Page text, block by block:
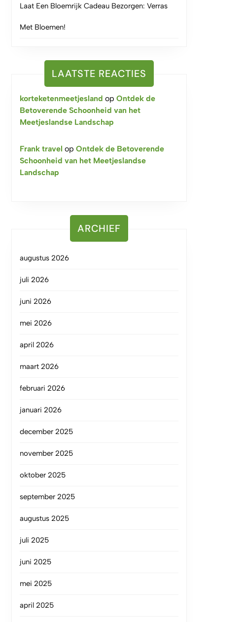
Laat Een Bloemrijk Cadeau Bezorgen: Verras
Met Bloemen!
LAATSTE REACTIES
korteketenmeetjesland op Ontdek de
Betoverende Schoonheid van het
Meetjeslandse Landschap
Frank travel op Ontdek de Betoverende
Schoonheid van het Meetjeslandse
Landschap
ARCHIEF
augustus 2026
juli 2026
juni 2026
mei 2026
april 2026
maart 2026
februari 2026
januari 2026
december 2025
november 2025
oktober 2025
september 2025
augustus 2025
juli 2025
juni 2025
mei 2025
april 2025